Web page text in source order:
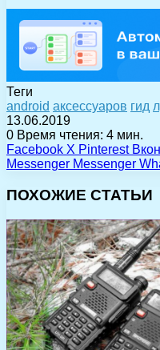
Теги
android аксессуаров гид
13.06.2019
0 Время чтения: 4 мин.
Facebook X Pinterest
Messenger Messenger
ПОХОЖИЕ СТАТЬИ